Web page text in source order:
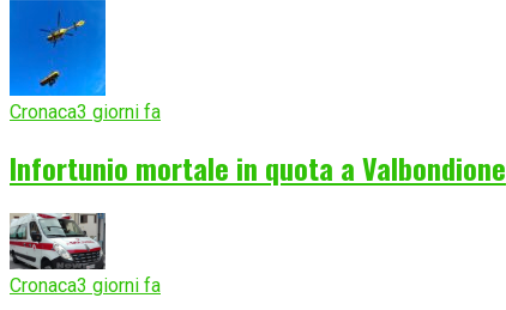
Cronaca3 giorni fa
Infortunio mortale in quota a Valbondione
Cronaca3 giorni fa